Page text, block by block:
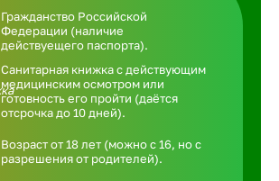
Гражданство Российской
Федерации (наличие
действуещего паспорта).
Санитарная книжка с действующим
медицинским осмотром или
готовность его пройти (даётся
отсрочка до 10 дней).
Возраст от 18 лет (можно с 16, но с
разрешения от родителей).